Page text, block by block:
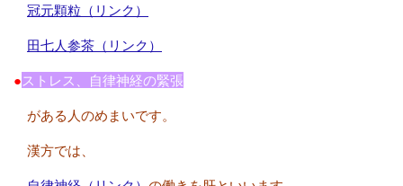
冠元顆粒（リンク）
田七人参茶（リンク）
●ストレス、自律神経の緊張
がある人のめまいです。
漢方では、